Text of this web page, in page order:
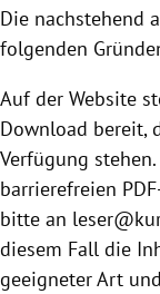
Die nachstehend
folgenden
Auf der Website
Download bereit,
Verfügung
barrierefreien
bitte an
diesem Fall die
geeigneter Art